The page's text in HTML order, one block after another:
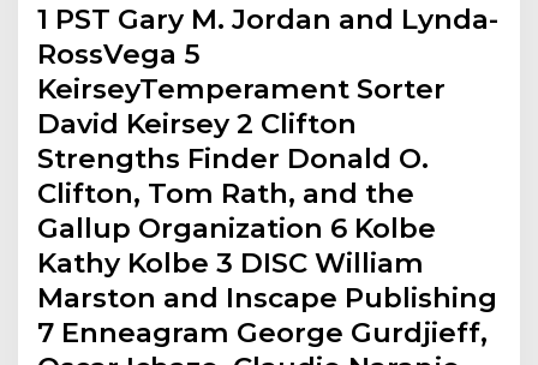
1 PST Gary M. Jordan and Lynda-
RossVega 5
KeirseyTemperament Sorter
David Keirsey 2 Clifton
Strengths Finder Donald O.
Clifton, Tom Rath, and the
Gallup Organization 6 Kolbe
Kathy Kolbe 3 DISC William
Marston and Inscape Publishing
7 Enneagram George Gurdjieff,